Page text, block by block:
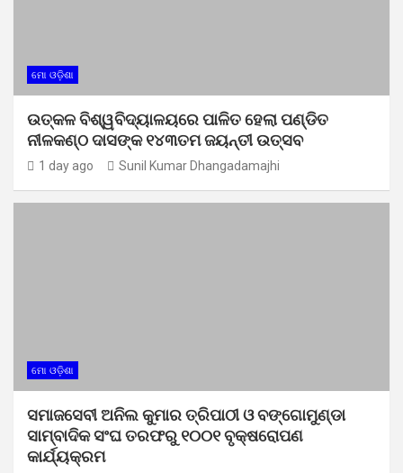
ମୋ ଓଡ଼ିଶା
ଉତ୍କଳ ବିଶ୍ୱବିଦ୍ୟାଳୟରେ ପାଳିତ ହେଲା ପଣ୍ଡିତ
ନୀଳକଣ୍ଠ ଦାସଙ୍କ ୧୪୩ତମ ଜୟନ୍ତୀ ଉତ୍ସବ
1 day ago Sunil Kumar Dhangadamajhi
ମୋ ଓଡ଼ିଶା
ସମାଜସେବୀ ଅନିଲ କୁମାର ତ୍ରିପାଠୀ ଓ ବଙ୍ଗୋମୁଣ୍ଡା
ସାମ୍ବାଦିକ ସଂଘ ତରଫରୁ ୧୦୦୧ ବୃକ୍ଷରୋପଣ
କାର୍ଯ୍ୟକ୍ରମ